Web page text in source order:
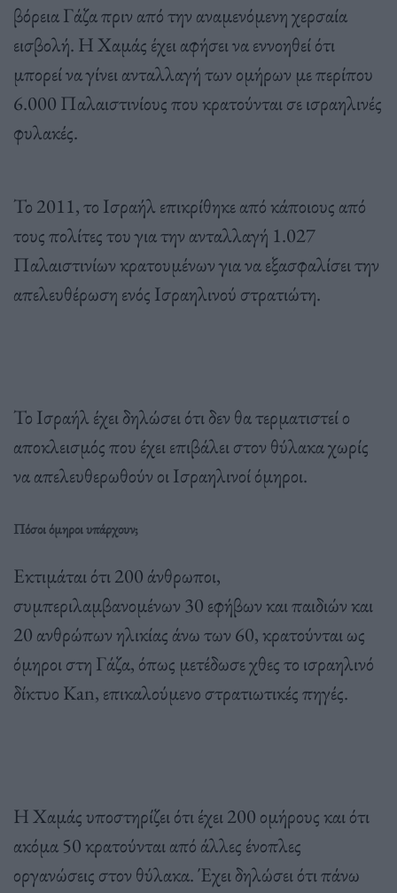
βόρεια Γάζα πριν από την αναμενόμενη χερσαία
εισβολή. Η Χαμάς έχει αφήσει να εννοηθεί ότι
μπορεί να γίνει ανταλλαγή των ομήρων με περίπου
6.000 Παλαιστινίους που κρατούνται σε ισραηλινές
φυλακές.
Το 2011, το Ισραήλ επικρίθηκε από κάποιους από
τους πολίτες του για την ανταλλαγή 1.027
Παλαιστινίων κρατουμένων για να εξασφαλίσει την
απελευθέρωση ενός Ισραηλινού στρατιώτη.
Το Ισραήλ έχει δηλώσει ότι δεν θα τερματιστεί ο
αποκλεισμός που έχει επιβάλει στον θύλακα χωρίς
να απελευθερωθούν οι Ισραηλινοί όμηροι.
Πόσοι όμηροι υπάρχουν;
Εκτιμάται ότι 200 άνθρωποι,
συμπεριλαμβανομένων 30 εφήβων και παιδιών και
20 ανθρώπων ηλικίας άνω των 60, κρατούνται ως
όμηροι στη Γάζα, όπως μετέδωσε χθες το ισραηλινό
δίκτυο Kan, επικαλούμενο στρατιωτικές πηγές.
Η Χαμάς υποστηρίζει ότι έχει 200 ομήρους και ότι
ακόμα 50 κρατούνται από άλλες ένοπλες
οργανώσεις στον θύλακα. Έχει δηλώσει ότι πάνω